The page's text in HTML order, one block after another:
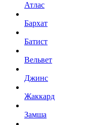
Атлас
Бархат
Батист
Вельвет
Джинс
Жаккард
Замша